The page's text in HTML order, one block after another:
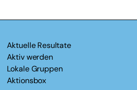
Aktuelle Resultate
Aktiv werden
Lokale Gruppen
Aktionsbox